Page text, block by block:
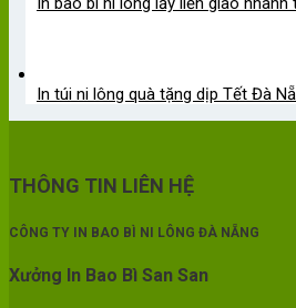
In túi ni lông quà tặng dịp Tết Đà
THÔNG TIN LIÊN HỆ
CÔNG TY IN BAO BÌ NI LÔNG ĐÀ NẴNG
Xưởng In Bao Bì San San